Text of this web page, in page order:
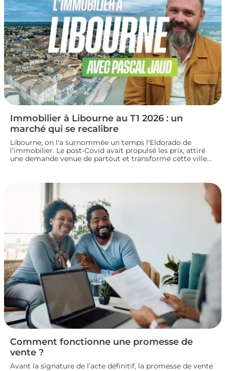
Immobilier à Libourne au T1 2026 : un
marché qui se recalibre
Libourne, on l'a surnommée un temps l'Eldorado de
l'immobilier. Le post-Covid avait propulsé les prix, attiré
une demande venue de partout et transformé cette ville
Comment fonctionne une promesse de
vente ?
Avant la signature de l’acte définitif, la promesse de vente